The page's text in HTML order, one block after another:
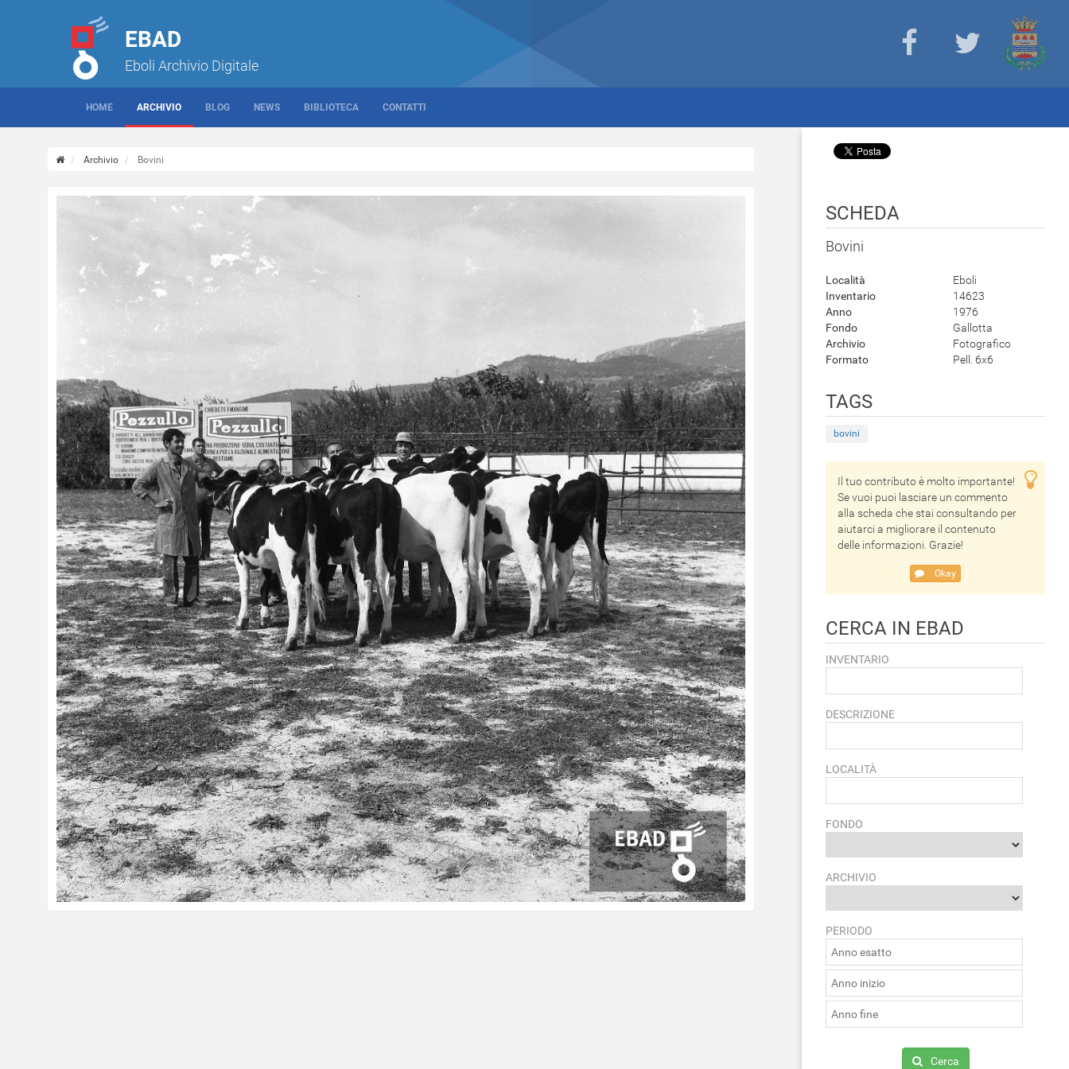
EBAD
Eboli Archivio Digitale
HOME ARCHIVIO BLOG NEWS BIBLIOTECA CONTATTI
Archivio Bovini
SCHEDA
Bovini
Località
Eboli
Inventario
14623
Anno
1976
Fondo
Gallotta
Archivio
Fotografico
Formato
Pell. 6x6
TAGS
bovini
Il tuo contributo è molto importante!
Se vuoi puoi lasciare un commento
alla scheda che stai consultando per
aiutarci a migliorare il contenuto
delle informazioni. Grazie!
Okay
CERCA IN EBAD
INVENTARIO
DESCRIZIONE
LOCALITÀ
FONDO
ARCHIVIO
PERIODO
Cerca